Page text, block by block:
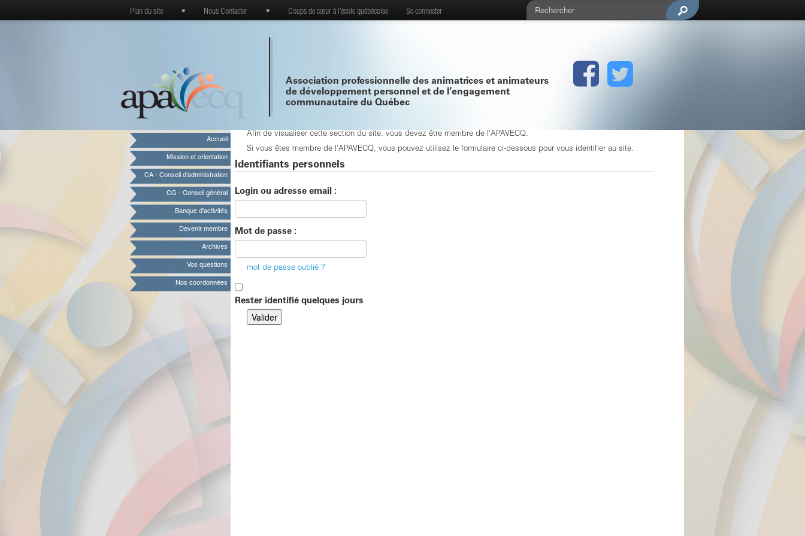
Plan du site • Nous Contacter • Coups de cœur à l’école québécoise Se connecter
Association professionnelle des animatrices et animateurs
de développement personnel et de l’engagement
communautaire du Québec
Accueil
Mission et orientation
CA - Conseil d’administration
CG - Conseil général
Banque d’activités
Devenir membre
Archives
Vos questions
Nos coordonnées
Afin de visualiser cette section du site, vous devez être membre de l'APAVECQ.
Si vous êtes membre de l'APAVECQ, vous pouvez utilisez le formulaire ci-dessous pour vous identifier au site.
Identifiants personnels
Login ou adresse email :
Mot de passe :
mot de passe oublié ?
Rester identifié quelques jours